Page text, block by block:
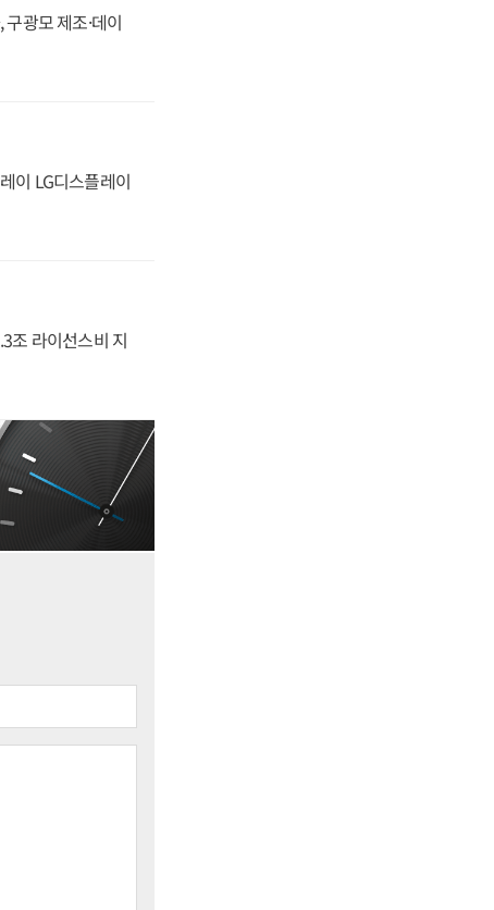
광모 제조·데이
이 LG디스플레이
조 라이선스비 지